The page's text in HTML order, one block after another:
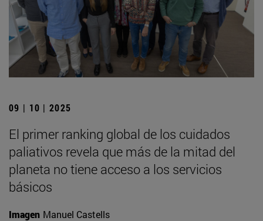
09 | 10 | 2025
El primer ranking global de los cuidados
paliativos revela que más de la mitad del
planeta no tiene acceso a los servicios
básicos
Imagen Manuel Castells